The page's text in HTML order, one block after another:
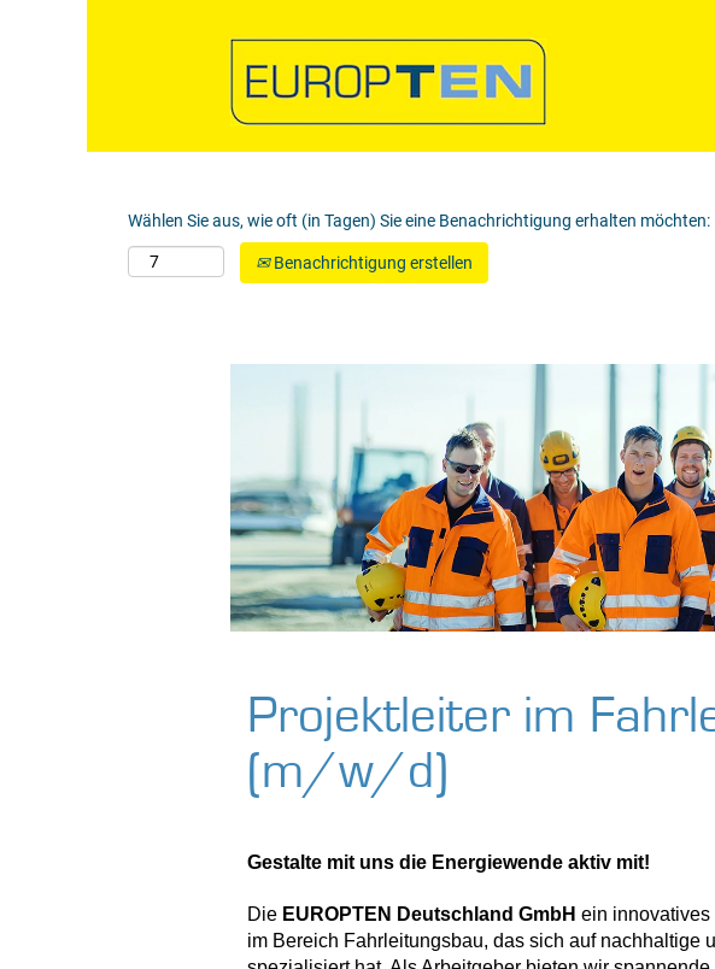
Nach Stichwort suchen
Mehr Optionen anzeigen
Wählen Sie aus, wie oft (in Tagen) Sie eine Benachrichtigung erhalten möchten:
Benachrichtigung erstellen
Projektleiter im
(m/w/d)
Gestalte mit uns die Energiewende aktiv mit!
Die EUROPTEN Deutschland GmbH ein innovatives
im Bereich Fahrleitungsbau, das sich auf nachhaltige